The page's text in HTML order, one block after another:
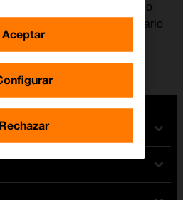
al móvil, instalando
de instalar apps, es necesario
yactivar la cuenta de
Rechazar
Aceptar